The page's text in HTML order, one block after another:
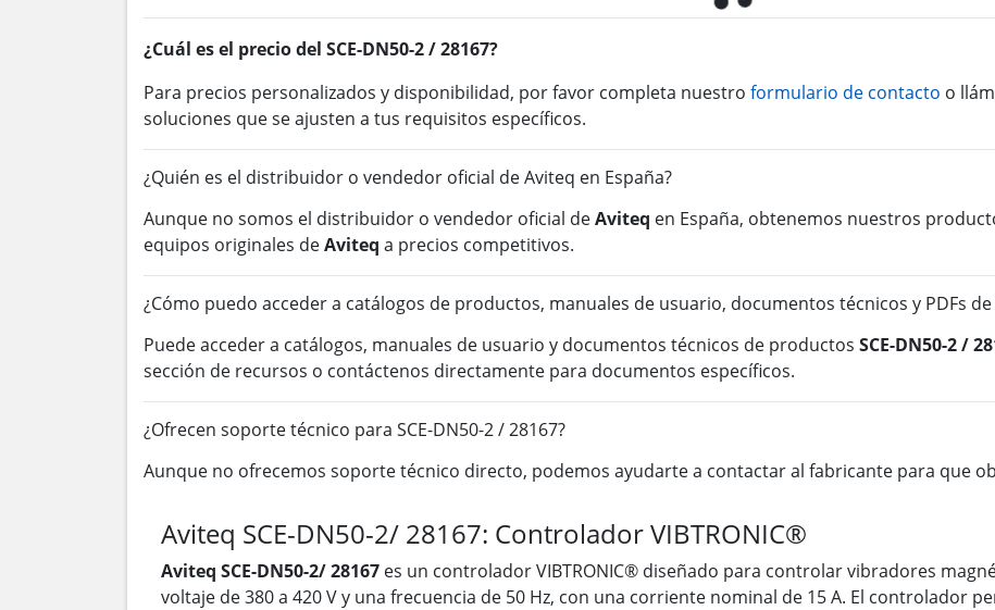
¿Cuál es el precio del SCE-DN50-2 / 28167?
Para precios personalizados y disponibilidad, por favor completa nuestro formulario de contacto o
soluciones que se ajusten a tus requisitos específicos.
¿Quién es el distribuidor o vendedor oficial de Aviteq en España?
Aunque no somos el distribuidor o vendedor oficial deAviteq en España, obtenemos nuestros
equipos originales deAviteq a precios competitivos.
¿Cómo puedo acceder a catálogos de productos, manuales de usuario, documentos técnicos y PDFs de
Puede acceder a catálogos, manuales de usuario y documentos técnicos de productos SCE-DN50-2 /
sección de recursos o contáctenos directamente para documentos específicos.
¿Ofrecen soporte técnico para SCE-DN50-2 / 28167?
Aunque no ofrecemos soporte técnico directo, podemos ayudarte a contactar al fabricante para que
Aviteq SCE-DN50-2/ 28167: Controlador VIBTRONIC®
Aviteq SCE-DN50-2/ 28167 es un controlador VIBTRONIC® diseñado para controlar vibradores
voltaje de 380 a 420 V y una frecuencia de 50 Hz, con una corriente nominal de 15 A. El controlador